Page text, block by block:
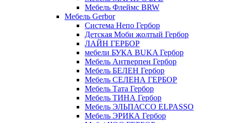
Мебель Флеймс BRW
Мебель Gerbor
Cистема Непо Гербор
Детская Моби жолтый Гербор
ЛАЙН ГЕРБОР
мебели БУКА BUKA Гербор
Мебель Антверпен Гербор
Мебель БЕЛЕН Гербор
Мебель СЕЛЕНА ГЕРБОР
Мебель Тата Гербор
Мебель ТИНА Гербор
Мебель ЭЛЬПАССО ELPASSO
Мебель ЭРИКА Гербор